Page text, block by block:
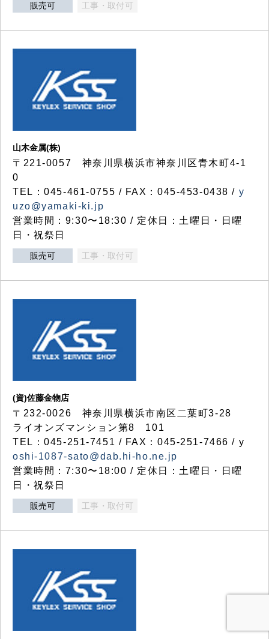
販売可 工事・取付可
山木金属(株)
〒221-0057 神奈川県横浜市神奈川区青木町4-1
0
TEL：045-461-0755 / FAX：045-453-0438 / y
uzo@yamaki-ki.jp
営業時間：9:30〜18:30 / 定休日：土曜日・日曜
日・祝祭日
販売可 工事・取付可
(資)佐藤金物店
〒232-0026 神奈川県横浜市南区二葉町3-28
ライオンズマンション第8 101
TEL：045-251-7451 / FAX：045-251-7466 / y
oshi-1087-sato@dab.hi-ho.ne.jp
営業時間：7:30〜18:00 / 定休日：土曜日・日曜
日・祝祭日
販売可 工事・取付可